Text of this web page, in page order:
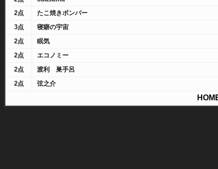
2点
たこ焼きボンバー
3点
寝癖の宇宙
2点
眠気
2点
エコノミー
2点
渡利 巣手呂
2点
弦之介